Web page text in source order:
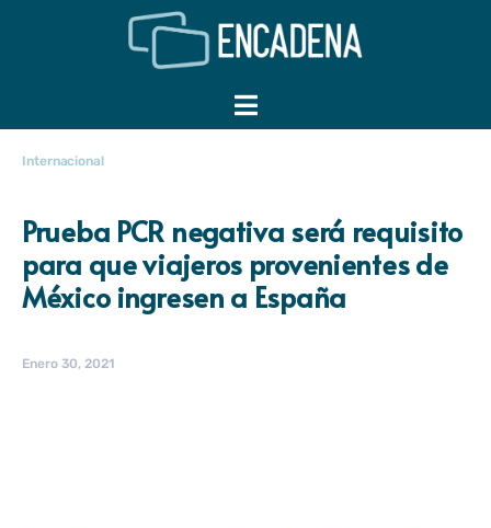
Internacional
Prueba PCR negativa será requisito
para que viajeros provenientes de
México ingresen a España
Enero 30, 2021